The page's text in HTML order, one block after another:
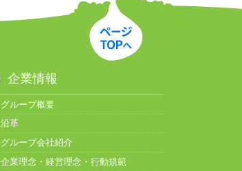
企業情報
グループ概要
沿革
グループ会社紹介
企業理念・経営理念・行動規範